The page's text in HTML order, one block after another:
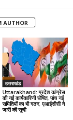
AUTHOR
उत्तराखंड
Uttarakhand: प्रदेश कांग्रेस
की नई कार्यकारिणी घोषित, पांच नई
समितियों का भी गठन, एआईसीसी ने
जारी की सूची